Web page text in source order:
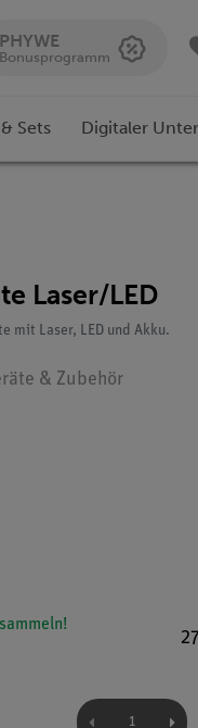
PHYWE
Bonusprogramm
Sets Digitaler
Laser/LED
mit Laser, LED und Akku.
& Zubehör